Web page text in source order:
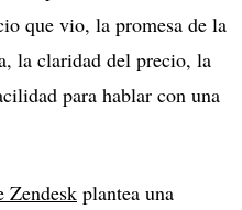
que vio, la promesa de la
la claridad del precio, la
para hablar con una
Zendesk plantea una